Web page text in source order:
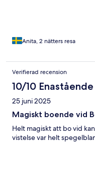
Anita, 2 nätters resa
Verifierad recension
10/10 Enastående
25 juni 2025
Magiskt boende vid
Helt magiskt att bo vid
vistelse var helt